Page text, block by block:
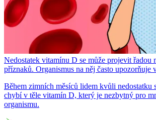
Nedostatek vitamínu D se může projevit řadou
příznaků. Organismus na něj často upozorňuje
Během zimních měsíců lidem kvůli nedostatku
chybí v těle vitamín D, který je nezbytný pro
organismu.